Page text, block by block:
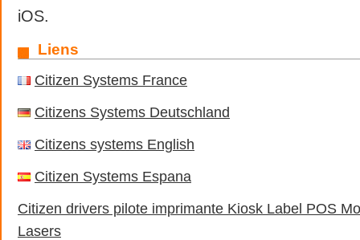
iOS.
Liens
Citizen Systems France
Citizens Systems Deutschland
Citizens systems English
Citizen Systems Espana
Citizen drivers pilote imprimante Kiosk Label POS
Lasers